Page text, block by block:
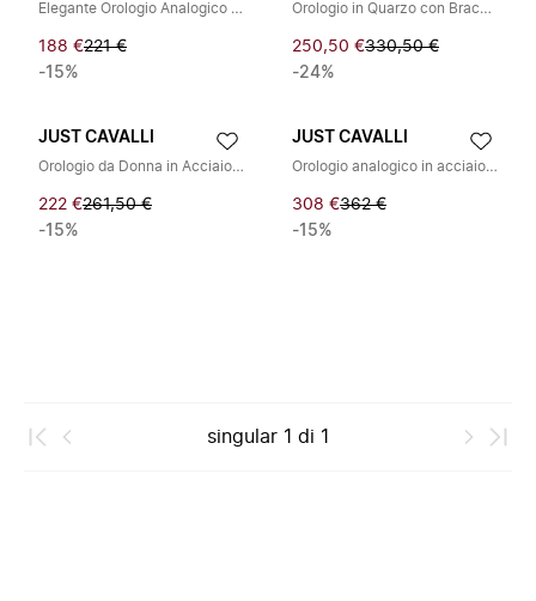
Elegante Orologio Analogico con Bracciale in Acciaio
188 €221 €
-15%
Orologio in Quarzo con Bracciale in Oro per Donne
250,50 €330,50 €
-24%
JUST CAVALLI
Orologio da Donna in Acciaio Inossidabile con Quadrante Analogico al Quarzo
222 €261,50 €
-15%
JUST CAVALLI
Orologio analogico in acciaio inossidabile da donna
308 €362 €
-15%
singular 1 di 1